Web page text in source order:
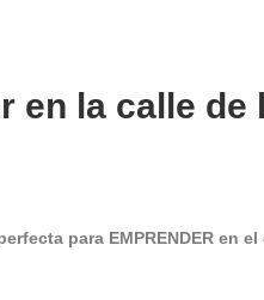
en la calle de
para EMPRENDER en